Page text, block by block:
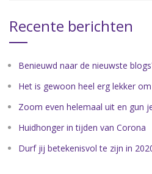
Recente berichten
Benieuwd naar de nieuwste
Het is gewoon heel erg lekker
Zoom even helemaal uit en gun
Huidhonger in tijden van Corona
Durf jij betekenisvol te zijn in